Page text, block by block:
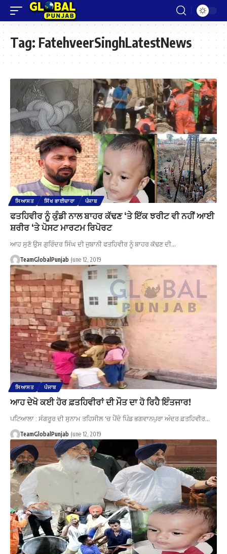
Tag: FatehveerSinghLatestNews
ਸਿਆਸਤ ਸਿੱਖ ਭਾਈਚਾਰਾ ਪੰਜਾਬ
ਫਤਹਿਵੀਰ ਨੂੰ ਕੁੰਡੀ ਨਾਲ ਬਾਹਰ ਕੱਢਣ ‘ਤੇ ਇੱਕ ਝਰੀਟ ਵੀ ਨਹੀਂ ਆਈ
ਸ਼ਰੀਰ ‘ਤੇ ਪੋਸਟ ਮਾਰਟਮ ਰਿਪੋਰਟ
ਆਹ ਸੁਣੋ ਉਸ ਗੁਰਿੰਦਰ ਸਿੰਘ ਦੀ ਜੁਬਾਨੀ ਫਤਹਿਵੀਰ ਨੂੰ ਬਾਹਰ ਕੱਢਣ ਦੀ…
TeamGlobalPunjab June 12, 2019
ਸਿਆਸਤ ਪੰਜਾਬ
ਆਹ ਦੇਖੋ ਕਈ ਹੋਰ ਫ਼ਤਹਿਵੀਰਾਂ ਦੀ ਮੌਤ ਦਾ ਹੋ ਰਿਹੈ ਇੰਤਜਾਰ!
ਪਟਿਆਲਾ : ਸੰਗਰੂਰ ਦੀ ਸੁਨਾਮ ਤਹਿਸੀਲ 'ਚ ਪੈਂਦੇ ਪਿੰਡ ਭਗਵਾਨਪੁਰਾ ਅੰਦਰ ਫ਼ਤਹਿਵੀਰ…
TeamGlobalPunjab June 12, 2019